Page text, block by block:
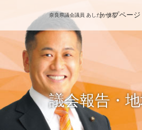
奈良県議会議員 あしたか清友トップページ
議会報告・